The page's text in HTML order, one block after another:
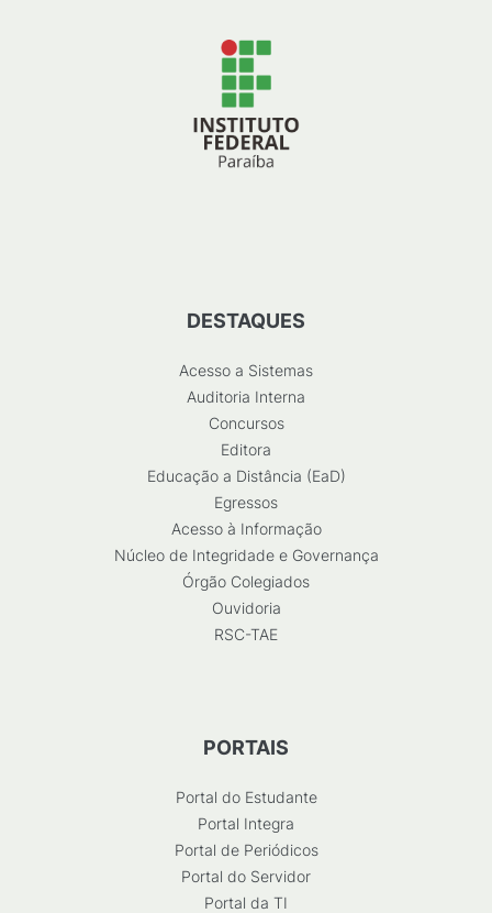
DESTAQUES
Acesso a Sistemas
Auditoria Interna
Concursos
Editora
Educação a Distância (EaD)
Egressos
Acesso à Informação
Núcleo de Integridade e Governança
Órgão Colegiados
Ouvidoria
RSC-TAE
PORTAIS
Portal do Estudante
Portal Integra
Portal de Periódicos
Portal do Servidor
Portal da TI